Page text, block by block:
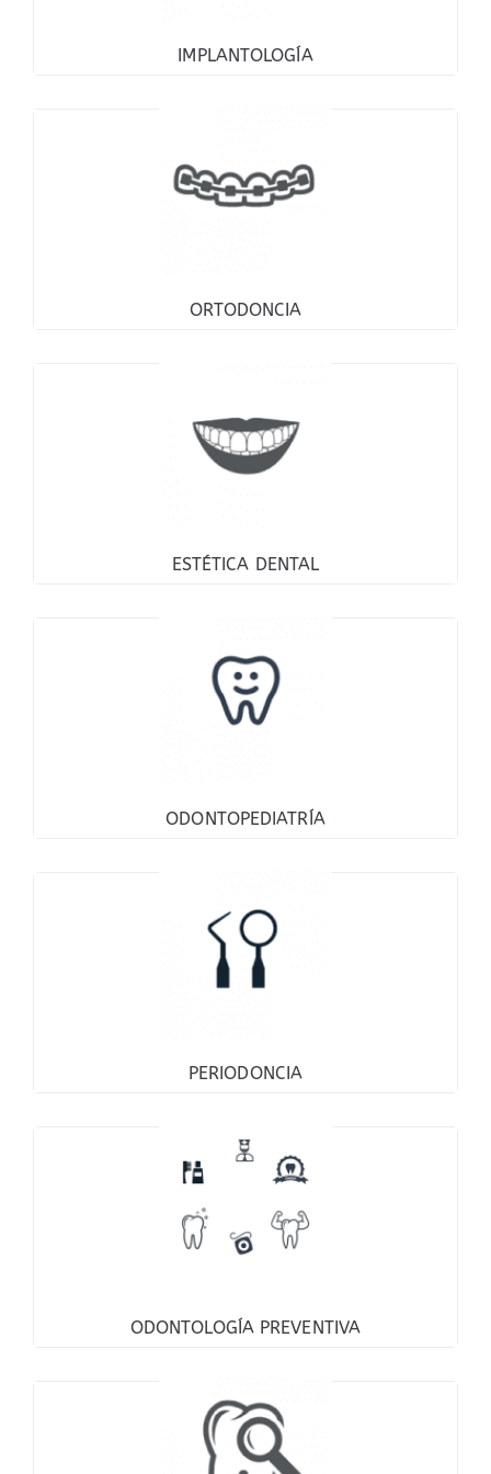
IMPLANTOLOGÍA
ORTODONCIA
ESTÉTICA DENTAL
ESTÉTICA DENTAL
ODONTOPEDIATRÍA
ODONTOPEDIATRÍA
PERIODONCIA
ODONTOLOGÍA PREVENTIVA
ODONTOLOGÍA PREVENTIVA